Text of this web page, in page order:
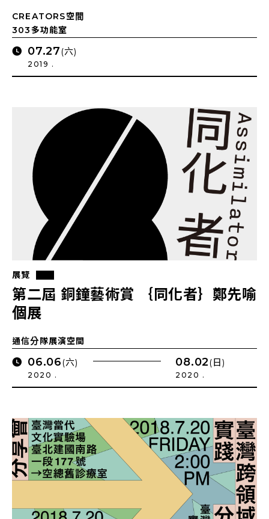
CREATORS空間
303多功能室
07.27(六)
2019 .
展覽
第二屆 銅鐘藝術賞 ｛同化者｝鄭先喻
個展
通信分隊展演空間
06.06(六)
2020 .
08.02(日)
2020 .